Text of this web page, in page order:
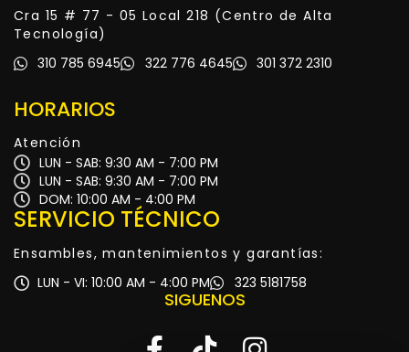
Cra 15 # 77 - 05 Local 218 (Centro de Alta
Tecnología)
310 785 6945
322 776 4645 301 372 2310
HORARIOS
Atención
LUN - SAB: 9:30 AM - 7:00 PM
LUN - SAB: 9:30 AM - 7:00 PM
DOM: 10:00 AM - 4:00 PM
SERVICIO TÉCNICO
Ensambles, mantenimientos y garantías:
LUN - VI: 10:00 AM - 4:00 PM
323 5181758
SIGUENOS